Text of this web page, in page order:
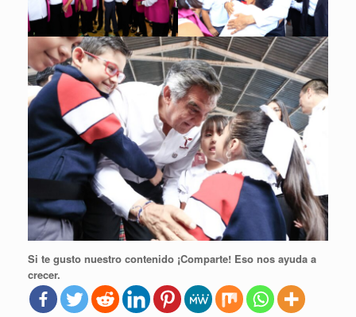
Si te gusto nuestro contenido ¡Comparte! Eso nos ayuda a
crecer.